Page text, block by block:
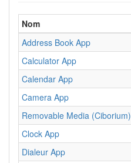
Nom
Address Book App
Calculator App
Calendar App
Camera App
Removable Media (Ciborium)
Clock App
Dialeur App